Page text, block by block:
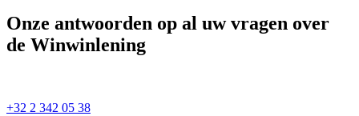
Onze antwoorden op al uw vragen over
de Winwinlening
+32 2 342 05 38